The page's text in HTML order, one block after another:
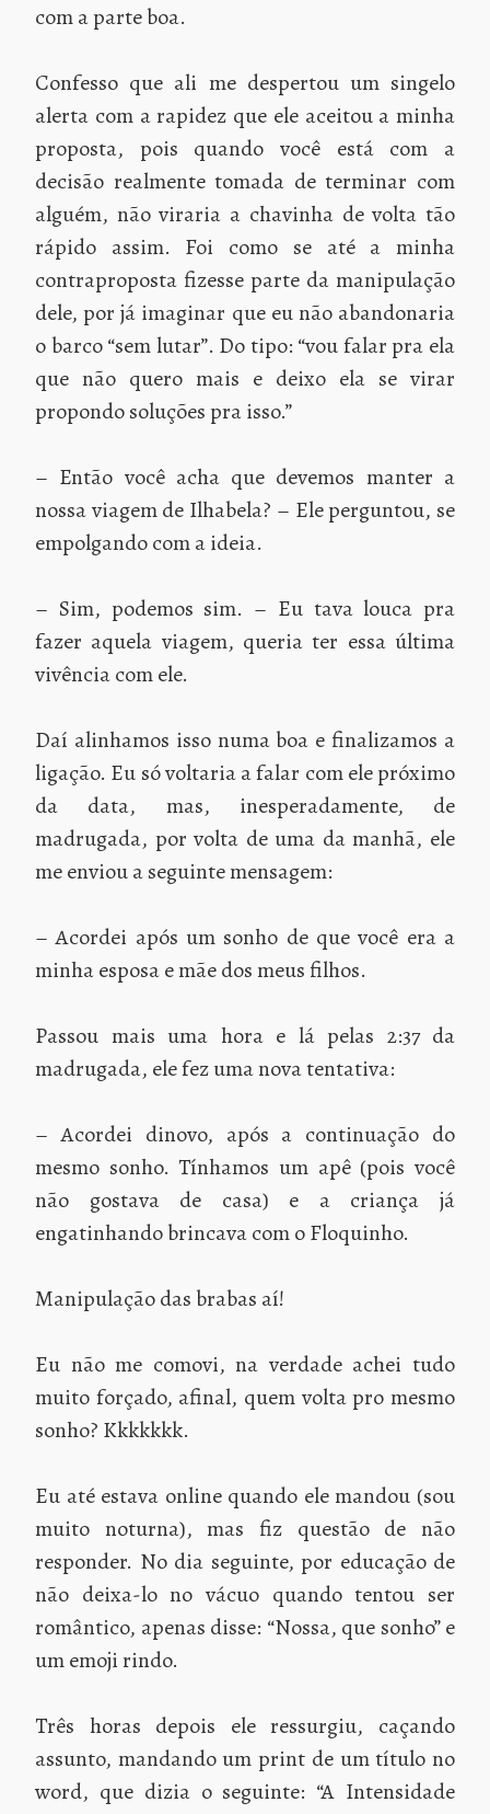
com a parte boa.
Confesso que ali me despertou um singelo
alerta com a rapidez que ele aceitou a minha
proposta, pois quando você está com a
decisão realmente tomada de terminar com
alguém, não viraria a chavinha de volta tão
rápido assim. Foi como se até a minha
contraproposta fizesse parte da manipulação
dele, por já imaginar que eu não abandonaria
o barco “sem lutar”. Do tipo: “vou falar pra ela
que não quero mais e deixo ela se virar
propondo soluções pra isso.”
– Então você acha que devemos manter a
nossa viagem de Ilhabela? – Ele perguntou, se
empolgando com a ideia.
– Sim, podemos sim. – Eu tava louca pra
fazer aquela viagem, queria ter essa última
vivência com ele.
Daí alinhamos isso numa boa e finalizamos a
ligação. Eu só voltaria a falar com ele próximo
da data, mas, inesperadamente, de
madrugada, por volta de uma da manhã, ele
me enviou a seguinte mensagem:
– Acordei após um sonho de que você era a
minha esposa e mãe dos meus filhos.
Passou mais uma hora e lá pelas 2:37 da
madrugada, ele fez uma nova tentativa:
– Acordei dinovo, após a continuação do
mesmo sonho. Tínhamos um apê (pois você
não gostava de casa) e a criança já
engatinhando brincava com o Floquinho.
Manipulação das brabas aí!
Eu não me comovi, na verdade achei tudo
muito forçado, afinal, quem volta pro mesmo
sonho? Kkkkkkk.
Eu até estava online quando ele mandou (sou
muito noturna), mas fiz questão de não
responder. No dia seguinte, por educação de
não deixa-lo no vácuo quando tentou ser
romântico, apenas disse: “Nossa, que sonho” e
um emoji rindo.
Três horas depois ele ressurgiu, caçando
assunto, mandando um print de um título no
word, que dizia o seguinte: “A Intensidade